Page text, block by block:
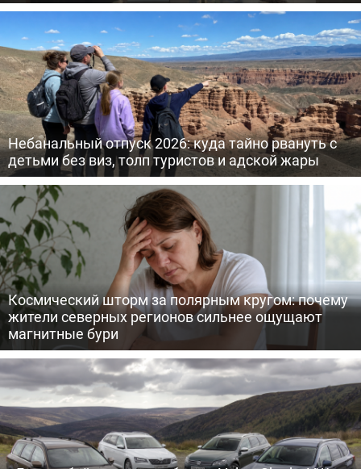
Небанальный отпуск 2026: куда тайно рвануть с
детьми без виз, толп туристов и адской жары
Космический шторм за полярным кругом: почему
жители северных регионов сильнее ощущают
магнитные бури